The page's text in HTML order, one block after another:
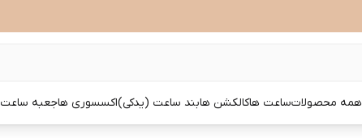
همه محصولاتساعت هاکالکشن هابند ساعت (یدکی)اکسسوری هاجعبه ساعت